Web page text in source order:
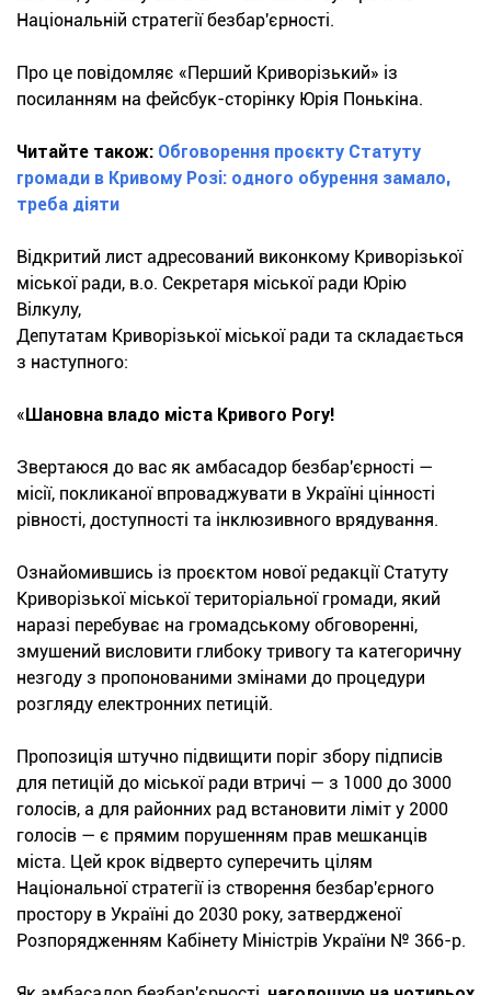
Національній стратегії безбар'єрності.
Про це повідомляє «Перший Криворізький» із
посиланням на фейсбук-сторінку Юрія Понькіна.
Читайте також: Обговорення проєкту Статуту
громади в Кривому Розі: одного обурення замало,
треба діяти
Відкритий лист адресований виконкому Криворізької
міської ради, в.о. Секретаря міської ради Юрію
Вілкулу,
Депутатам Криворізької міської ради та складається
з наступного:
« Шановна владо міста Кривого Рогу!
Звертаюся до вас як амбасадор безбар'єрності —
місії, покликаної впроваджувати в Україні цінності
рівності, доступності та інклюзивного врядування.
Ознайомившись із проєктом нової редакції Статуту
Криворізької міської територіальної громади, який
наразі перебуває на громадському обговоренні,
змушений висловити глибоку тривогу та категоричну
незгоду з пропонованими змінами до процедури
розгляду електронних петицій.
Пропозиція штучно підвищити поріг збору підписів
для петицій до міської ради втричі — з 1000 до 3000
голосів, а для районних рад встановити ліміт у 2000
голосів — є прямим порушенням прав мешканців
міста. Цей крок відверто суперечить цілям
Національної стратегії із створення безбар'єрного
простору в Україні до 2030 року, затвердженої
Розпорядженням Кабінету Міністрів України № 366-р.